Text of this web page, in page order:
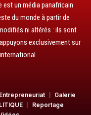
est un média panafricain
du monde à partir de
ni altérés : ils sont
exclusivement sur
Entrepreneuriat
Galerie
Reportage